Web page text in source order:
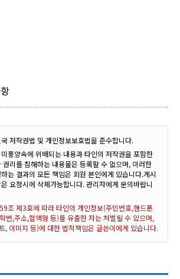
저작권법 및 개인정보보호법을 준수합니다.
풍양속에 위배되는 내용과 타인의 저작권을 포함한
권리를 침해하는 내용물은 등록할 수 없으며, 이러한
는 결과의 모든 책임은 회원 본인에게 있습니다.게시
요청시에 삭제가능합니다. 관리자에게 문의바랍니
조 제3호에 따라 타인의 개인정보(주민번호,핸드폰
번,주소,혈액형 등)를 유출한 자는 처벌될 수 있으며,
, 이미지 등)에 대한 법적책임은 글쓴이에게 있습니다.